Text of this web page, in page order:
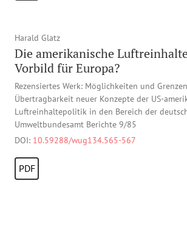
Harald Glatz
Die amerikanische
Vorbild für Europa?
Rezensiertes Werk: Möglichkeiten und
Übertragbarkeit neuer Konzepte der US-
Luftreinhaltepolitik in den Bereich der
Umweltbundesamt Berichte 9/85
DOI: 10.59288/wug134.565-567
PDF